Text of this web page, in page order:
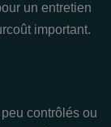
un entretien
important.
contrôlés ou